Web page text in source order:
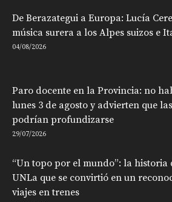
De Berazategui a Europa: Lucía
música surera a los Alpes suizos e
04/08/2026
Paro docente en la Provincia: no
lunes 3 de agosto y advierten que
podrían profundizarse
29/07/2026
“Un topo por el mundo”: la historia
UNLa que se convirtió en un
viajes en trenes